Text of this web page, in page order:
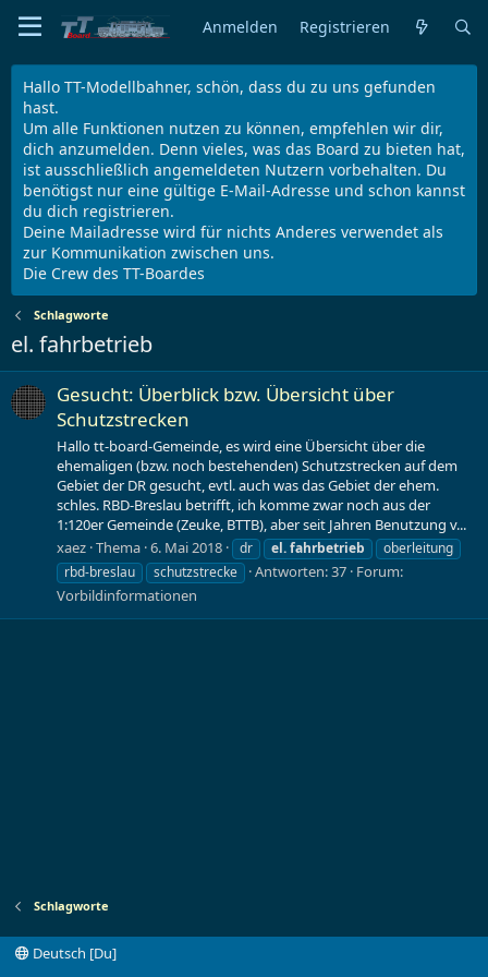
Anmelden Registrieren
Hallo TT-Modellbahner, schön, dass du zu uns gefunden
hast.
Um alle Funktionen nutzen zu können, empfehlen wir dir,
dich anzumelden. Denn vieles, was das Board zu bieten hat,
ist ausschließlich angemeldeten Nutzern vorbehalten. Du
benötigst nur eine gültige E-Mail-Adresse und schon kannst
du dich registrieren.
Deine Mailadresse wird für nichts Anderes verwendet als
zur Kommunikation zwischen uns.
Die Crew des TT-Boardes
Schlagworte
el. fahrbetrieb
Gesucht: Überblick bzw. Übersicht über
Schutzstrecken
Hallo tt-board-Gemeinde, es wird eine Übersicht über die
ehemaligen (bzw. noch bestehenden) Schutzstrecken auf dem
Gebiet der DR gesucht, evtl. auch was das Gebiet der ehem.
schles. RBD-Breslau betrifft, ich komme zwar noch aus der
1:120er Gemeinde (Zeuke, BTTB), aber seit Jahren Benutzung v...
xaez Thema 6. Mai 2018 dr el.fahrbetrieb
oberleitung
rbd-breslau
schutzstrecke Antworten: 37 Forum:
Vorbildinformationen
Schlagworte
Deutsch [Du]